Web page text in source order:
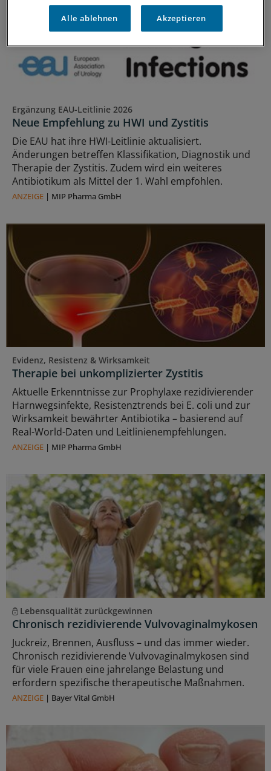
Ergänzung EAU-Leitlinie 2026
Neue Empfehlung zu HWI und Zystitis
Die EAU hat ihre HWI-Leitlinie aktualisiert.
Änderungen betreffen Klassifikation, Diagnostik und
Therapie der Zystitis. Zudem wird ein weiteres
Antibiotikum als Mittel der 1. Wahl empfohlen.
ANZEIGE | MIP Pharma GmbH
Evidenz, Resistenz & Wirksamkeit
Therapie bei unkomplizierter Zystitis
Aktuelle Erkenntnisse zur Prophylaxe rezidivierender
Harnwegsinfekte, Resistenztrends bei E. coli und zur
Wirksamkeit bewährter Antibiotika – basierend auf
Real-World-Daten und Leitlinienempfehlungen.
ANZEIGE | MIP Pharma GmbH
Lebensqualität zurückgewinnen
Chronisch rezidivierende Vulvovaginalmykosen
Juckreiz, Brennen, Ausfluss – und das immer wieder.
Chronisch rezidivierende Vulvovaginalmykosen sind
für viele Frauen eine jahrelange Belastung und
erfordern spezifische therapeutische Maßnahmen.
ANZEIGE | Bayer Vital GmbH
Alle ablehnen Akzeptieren